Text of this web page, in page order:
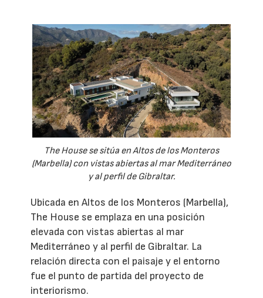
The House se sitúa en Altos de los Monteros
(Marbella) con vistas abiertas al mar Mediterráneo
y al perfil de Gibraltar.
Ubicada en Altos de los Monteros (Marbella),
The House se emplaza en una posición
elevada con vistas abiertas al mar
Mediterráneo y al perfil de Gibraltar. La
relación directa con el paisaje y el entorno
fue el punto de partida del proyecto de
interiorismo.